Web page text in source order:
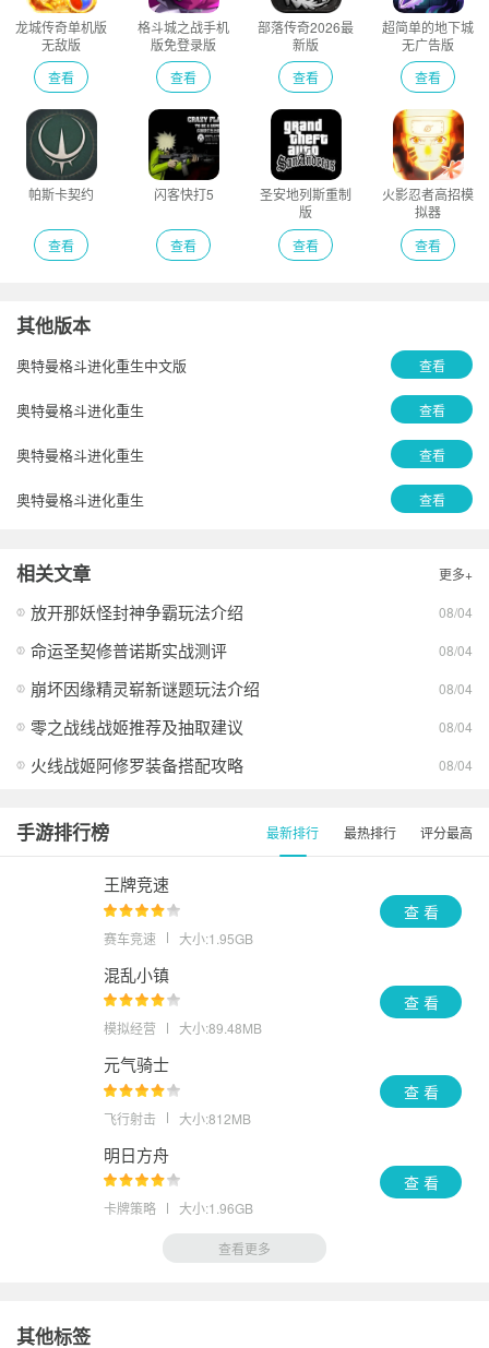
龙城传奇单机版
无敌版
查看
格斗城之战手机
版免登录版
查看
部落传奇2026最
新版
查看
超简单的地下城
无广告版
查看
帕斯卡契约
查看
闪客快打5
查看
圣安地列斯重制
版
查看
火影忍者高招模
拟器
查看
其他版本
奥特曼格斗进化重生中文版 查看
奥特曼格斗进化重生 查看
奥特曼格斗进化重生 查看
奥特曼格斗进化重生 查看
相关文章 更多+
放开那妖怪封神争霸玩法介绍 08/04
命运圣契修普诺斯实战测评 08/04
崩坏因缘精灵崭新谜题玩法介绍 08/04
零之战线战姬推荐及抽取建议 08/04
火线战姬阿修罗装备搭配攻略 08/04
手游排行榜 最新排行 最热排行 评分最高
王牌竞速
赛车竞速 大小:1.95GB
查 看
混乱小镇
模拟经营 大小:89.48MB
查 看
元气骑士
飞行射击 大小:812MB
查 看
明日方舟
卡牌策略 大小:1.96GB
查 看
查看更多
其他标签